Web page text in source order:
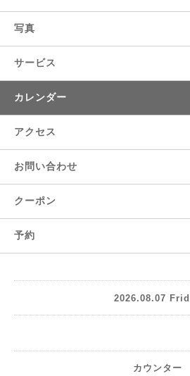
写真
サービス
カレンダー
アクセス
お問い合わせ
クーポン
予約
2026.08.07
カウンター